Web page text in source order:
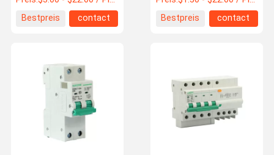
Bestpreis
contact
Bestpreis
contact